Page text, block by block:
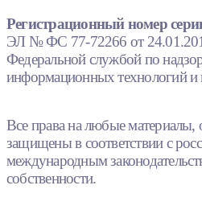
Регистрационный номер
ЭЛ № ФС 77-72266 от
Федеральной службой по
информационных технологий
Все права на любые материалы,
защищены в соответствии с
международным
собственности.